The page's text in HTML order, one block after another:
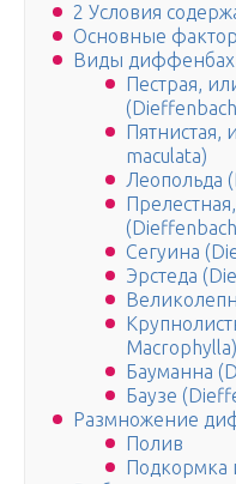
2 Условия
Основные
Виды
Пестрая,
Пятнистая,
maculata)
Леопольда
Сегуина
Эрстеда
Macrophylla)
Бауманна
Баузе
Размножение
Полив
Подкормка